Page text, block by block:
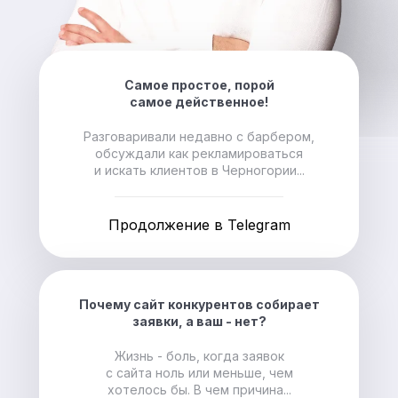
Самое простое, порой
самое действенное!
Разговаривали недавно с барбером,
обсуждали как рекламироваться
и искать клиентов в Черногории...
Продолжение в Telegram
Почему сайт конкурентов собирает
заявки, а ваш - нет?
Жизнь - боль, когда заявок
с сайта ноль или меньше, чем
хотелось бы. В чем причина...